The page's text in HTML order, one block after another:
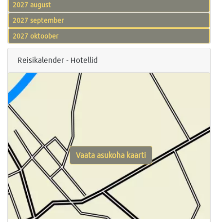
2027 august
2027 september
2027 oktoober
Reisikalender - Hotellid
Vaata asukoha kaarti